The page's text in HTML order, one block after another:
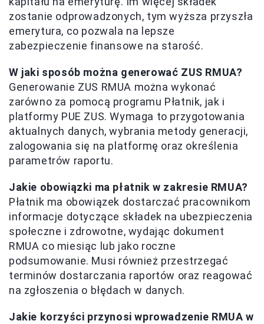
zostanie odprowadzonych, tym wyższa przyszła
emerytura, co pozwala na lepsze
zabezpieczenie finansowe na starość.
W jaki sposób można generować ZUS RMUA?
Generowanie ZUS RMUA można wykonać
zarówno za pomocą programu Płatnik, jak i
platformy PUE ZUS. Wymaga to przygotowania
aktualnych danych, wybrania metody generacji,
zalogowania się na platformę oraz określenia
parametrów raportu.
Jakie obowiązki ma płatnik w zakresie RMUA?
Płatnik ma obowiązek dostarczać pracownikom
informacje dotyczące składek na ubezpieczenia
społeczne i zdrowotne, wydając dokument
RMUA co miesiąc lub jako roczne
podsumowanie. Musi również przestrzegać
terminów dostarczania raportów oraz reagować
na zgłoszenia o błędach w danych.
Jakie korzyści przynosi wprowadzenie RMUA w